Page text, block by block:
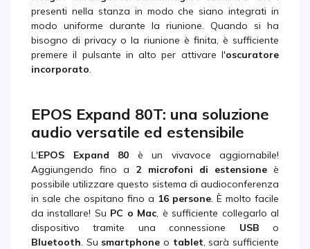
presenti nella stanza in modo che siano integrati in
modo uniforme durante la riunione. Quando si ha
bisogno di privacy o la riunione è finita, è sufficiente
premere il pulsante in alto per attivare l'oscuratore
incorporato.
EPOS Expand 80T: una soluzione
audio versatile ed estensibile
L'EPOS Expand 80 è un vivavoce aggiornabile!
Aggiungendo fino a 2 microfoni di estensioneè
possibile utilizzare questo sistema di audioconferenza
in sale che ospitano fino a 16 persone. È molto facile
da installare! Su PC o Mac, è sufficiente collegarlo al
dispositivo tramite una connessione USB o
Bluetooth. Su smartphone o tablet, sarà sufficiente